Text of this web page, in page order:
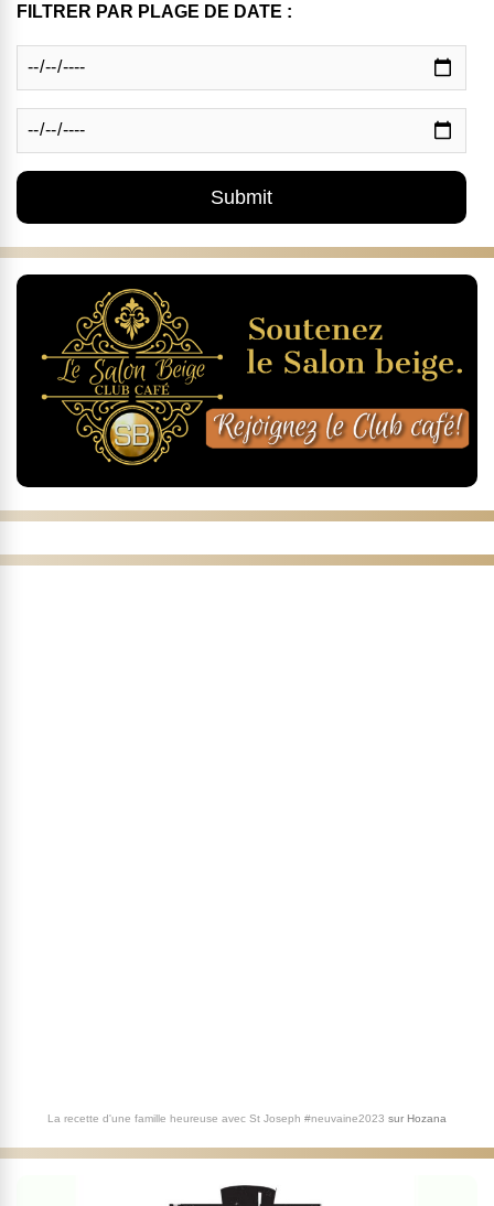
FILTRER PAR PLAGE DE DATE :
La recette d'une famille heureuse avec St Joseph #neuvaine2023 sur Hozana